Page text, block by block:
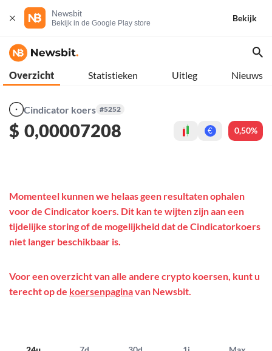
Newsbit
Bekijk in de Google Play store
Bekijk
Overzicht Statistieken Uitleg Nieuws
Cindicator koers #5252
$ 0,00007208 € 0,50%
Momenteel kunnen we helaas geen resultaten ophalen
voor de Cindicator koers. Dit kan te wijten zijn aan een
tijdelijke storing of de mogelijkheid dat de Cindicatorkoers
niet langer beschikbaar is.
Voor een overzicht van alle andere crypto koersen, kunt u
terecht op de koersenpaginavan Newsbit.